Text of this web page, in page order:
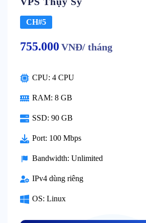
CH#5
755.000 VNĐ/ tháng
CPU: 4 CPU
RAM: 8 GB
SSD: 90 GB
Port: 100 Mbps
Bandwidth: Unlimited
IPv4 dùng riêng
OS: Linux